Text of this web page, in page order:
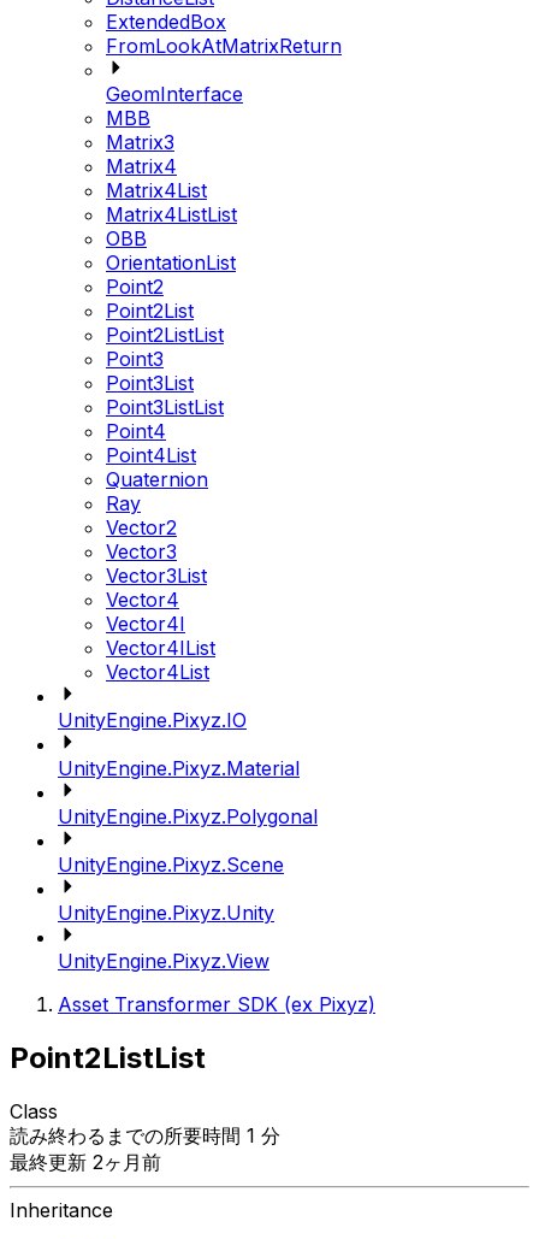
ExtendedBox
FromLookAtMatrixReturn
GeomInterface
MBB
Matrix3
Matrix4
Matrix4List
Matrix4ListList
OBB
OrientationList
Point2
Point2List
Point2ListList
Point3
Point3List
Point3ListList
Point4
Point4List
Quaternion
Ray
Vector2
Vector3
Vector3List
Vector4
Vector4I
Vector4IList
Vector4List
UnityEngine.Pixyz.IO
UnityEngine.Pixyz.Material
UnityEngine.Pixyz.Polygonal
UnityEngine.Pixyz.Scene
UnityEngine.Pixyz.Unity
UnityEngine.Pixyz.View
Asset Transformer SDK (ex Pixyz)
Point2ListList
Class
読み終わるまでの所要時間 1 分
最終更新 2ヶ月前
Inheritance